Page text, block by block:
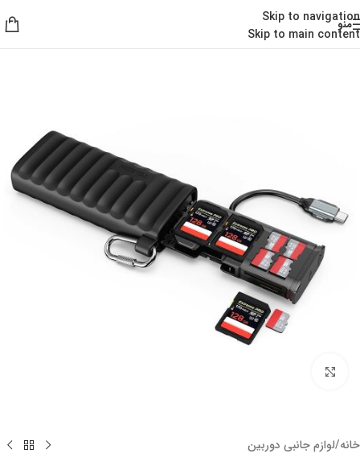
Skip to navigation
Skip to main content
منو
خانه/لوازم جانبی دوربین